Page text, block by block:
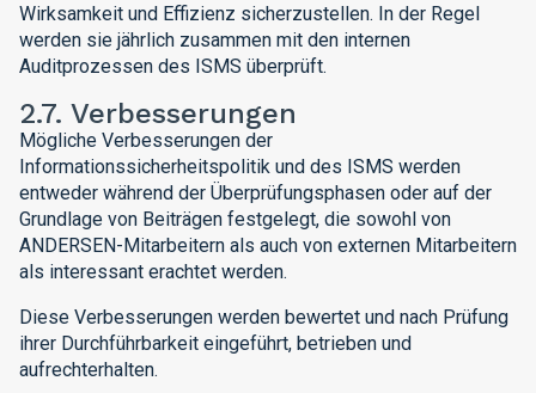
Wirksamkeit und Effizienz sicherzustellen. In der Regel
werden sie jährlich zusammen mit den internen
Auditprozessen des ISMS überprüft.
2.7. Verbesserungen
Mögliche Verbesserungen der
Informationssicherheitspolitik und des ISMS werden
entweder während der Überprüfungsphasen oder auf der
Grundlage von Beiträgen festgelegt, die sowohl von
ANDERSEN-Mitarbeitern als auch von externen Mitarbeitern
als interessant erachtet werden.
Diese Verbesserungen werden bewertet und nach Prüfung
ihrer Durchführbarkeit eingeführt, betrieben und
aufrechterhalten.